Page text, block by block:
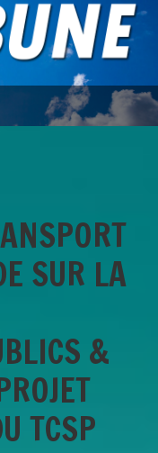
SUR LA
&
TCSP